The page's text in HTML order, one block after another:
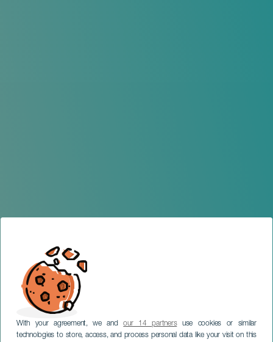
With your agreement, we andour 14 partnersuse cookies or similar
technologies to store, access, and process personal data like your visit on this